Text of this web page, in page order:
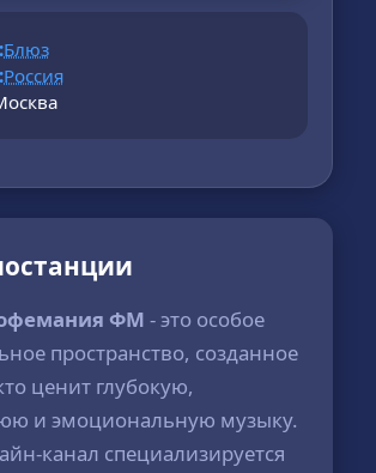
Блюз
Россия
ФМ - это особое
пространство, созданное
ценит глубокую,
и эмоциональную музыку.
канал специализируется